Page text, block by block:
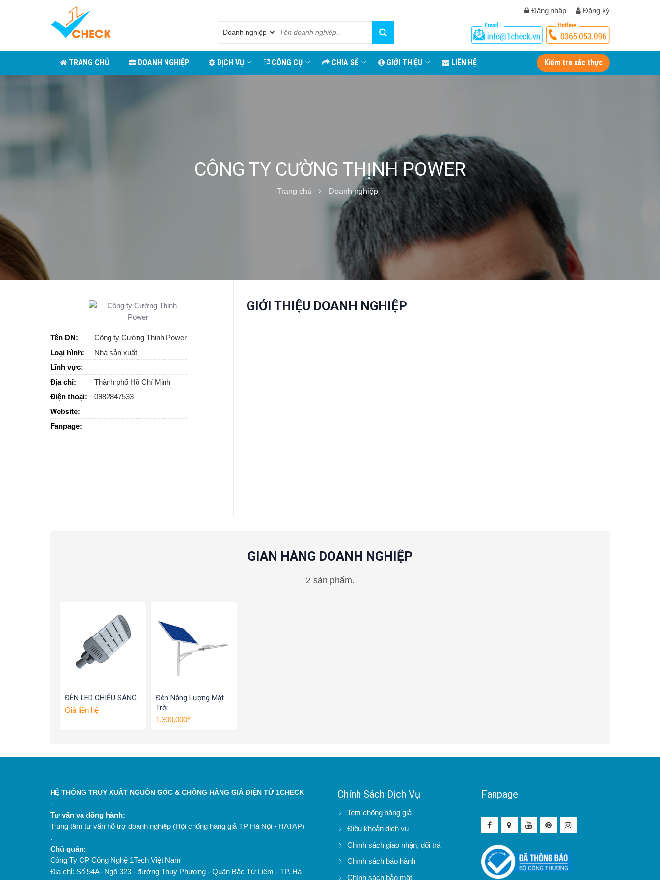
Đăng nhập Đăng ký
TRANG CHỦ DOANH NGHIỆP DỊCH VỤ CÔNG CỤ CHIA SẺ GIỚI THIỆU LIÊN HỆ Kiểm tra xác thực
CÔNG TY CƯỜNG THỊNH POWER
Trang chủ Doanh nghiệp
Tên DN:
Công ty Cường Thịnh Power
Loại hình:
Nhà sản xuất
Lĩnh vực:
Địa chỉ:
Thành phố Hồ Chí Minh
Điện thoại:
0982847533
Website:
Fanpage:
GIỚI THIỆU DOANH NGHIỆP
GIAN HÀNG DOANH NGHIỆP
2 sản phẩm.
ĐÈN LED CHIẾU SÁNG
Giá liên hệ
Đèn Năng Lượng Mặt
Trời
1,300,000₫
HỆ THỐNG TRUY XUẤT NGUỒN GỐC & CHỐNG HÀNG GIẢ ĐIỆN TỬ 1CHECK
-
Tư vấn và đồng hành:
Trung tâm tư vấn hỗ trợ doanh nghiệp (Hội chống hàng giả TP Hà Nội - HATAP)
.
Chủ quản:
Công Ty CP Công Nghệ 1Tech Việt Nam
Địa chỉ: Số 54A- Ngõ 323 - đường Thụy Phương - Quận Bắc Từ Liêm - TP. Hà
Chính Sách Dịch Vụ
Tem chống hàng giả
Điều khoản dịch vụ
Chính sách giao nhận, đổi trả
Chính sách bảo hành
Chính sách bảo mật
Fanpage